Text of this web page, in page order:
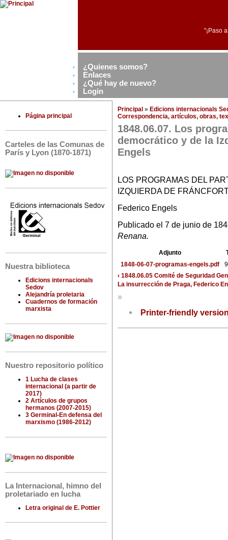
"¡Paso
¿Quienes somos?
Enlaces
¿Qué hay de nuevo?
Login
Página principal
Carteles de las Comunas de
París y Lyon (1870-1871)
Nuestra biblioteca
Edicions internacionals
Sedov
Alejandría proletaria
Cuadernos de formación
marxista
Nuestro repositorio político
1 Lucha de clases
internacional (a partir de
2017)
2 Artículos de grupos
hermanos (2007-2015)
3 Germinal-En defensa del
marxismo (1986-2012)
La Internacional, himno del
proletariado en lucha
Letra original de E. Pottier
Principal » Edicions internacionals
Correspondencia, artículos, obras,
1848.06.07. Los
democrático y de la
Engels
LOS PROGRAMAS DEL
IZQUIERDA DE
Federico Engels
Publicado el 7 de junio de
Renana.
Adjunto
1848-06-07-programas-engels.pdf
‹ 1848.06.05 Comité de Seguridad
La insurrección de Praga, Federico
»
Printer-friendly